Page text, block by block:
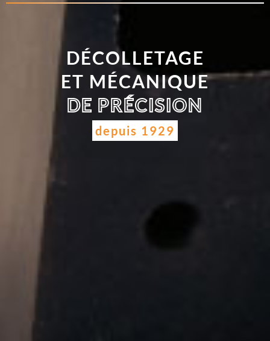
DÉCOLLETAGE
ET MÉCANIQUE
DE PRÉCISION
depuis 1929